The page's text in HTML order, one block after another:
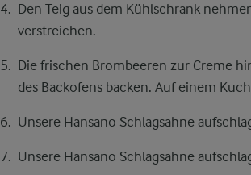
Den Teig aus dem Kühlschrank
verstreichen.
Die frischen Brombeeren zur Creme
des Backofens backen. Auf einem
Unsere Hansano Schlagsahne
Unsere Hansano Schlagsahne